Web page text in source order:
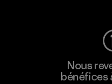
Nous
bénéfices